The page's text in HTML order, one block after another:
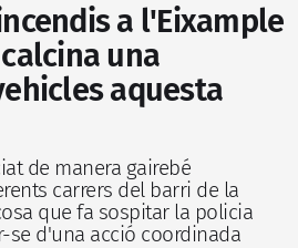
a l'Eixample
una
aquesta
de manera gairebé
carrers del barri de la
que fa sospitar la policia
se d'una acció coordinada